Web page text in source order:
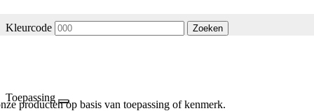
Kleurcode Zoeken
Toepassing
producten op basis van toepassing of kenmerk.